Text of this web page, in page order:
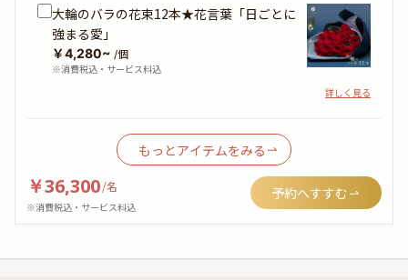
大輪のバラの花束12本★花言葉「日ごとに
強まる愛」
￥4,280~ /個
※消費税込・サービス料込
詳しく見る
もっとアイテムをみる
￥36,300/名
※消費税込・サービス料込
予約へすすむ